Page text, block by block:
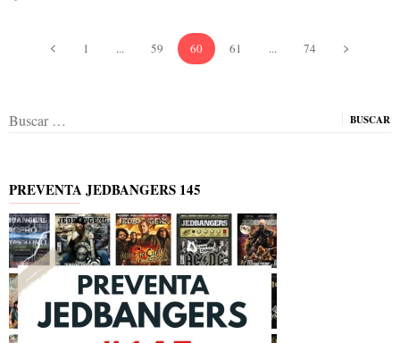
1 ... 59 60 61 ... 74
Buscar:
PREVENTA JEDBANGERS 145